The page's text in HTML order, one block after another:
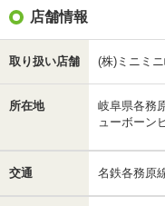
店舗情報
取り扱い店舗 (株)ミニミ
所在地
岐阜県各務
ューボーン
交通 名鉄各務原